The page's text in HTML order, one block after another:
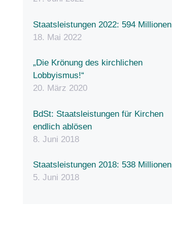
Staatsleistungen 2022: 594 Millionen
18. Mai 2022
„Die Krönung des kirchlichen
Lobbyismus!“
20. März 2020
BdSt: Staatsleistungen für Kirchen
endlich ablösen
8. Juni 2018
Staatsleistungen 2018: 538 Millionen
5. Juni 2018